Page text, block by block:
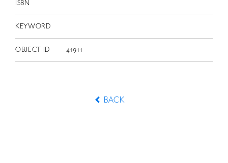
ISBN
KEYWORD
OBJECT ID 41911
BACK